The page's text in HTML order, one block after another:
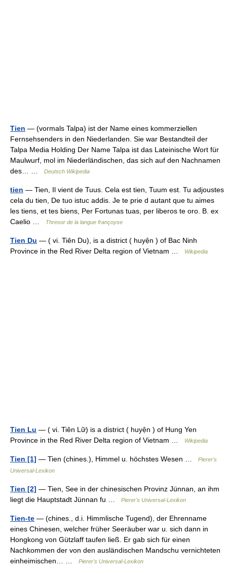
Tien — (vormals Talpa) ist der Name eines kommerziellen
Fernsehsenders in den Niederlanden. Sie war Bestandteil der
Talpa Media Holding Der Name Talpa ist das Lateinische Wort für
Maulwurf, mol im Niederländischen, das sich auf den Nachnamen
des… …
Deutsch Wikipedia
tien — Tien, Il vient de Tuus. Cela est tien, Tuum est. Tu adjoustes
cela du tien, De tuo istuc addis. Je te prie d autant que tu aimes
les tiens, et tes biens, Per Fortunas tuas, per liberos te oro. B. ex
Caelio …
Thresor de la langue françoyse
Tien Du — ( vi. Tiên Du), is a district ( huyện ) of Bac Ninh
Province in the Red River Delta region of Vietnam …
Wikipedia
Tien Lu — ( vi. Tiên Lữ) is a district ( huyện ) of Hung Yen
Province in the Red River Delta region of Vietnam …
Wikipedia
Tien [1] — Tien (chines.), Himmel u. höchstes Wesen …
Pierer's
Universal-Lexikon
Tien [2] — Tien, See in der chinesischen Provinz Jünnan, an ihm
liegt die Hauptstadt Jünnan fu …
Pierer's Universal-Lexikon
Tien-te — (chines., d.i. Himmlische Tugend), der Ehrenname
eines Chinesen, welcher früher Seeräuber war u. sich dann in
Hongkong von Gützlaff taufen ließ. Er gab sich für einen
Nachkommen der von den ausländischen Mandschu vernichteten
einheimischen… …
Pierer's Universal-Lexikon